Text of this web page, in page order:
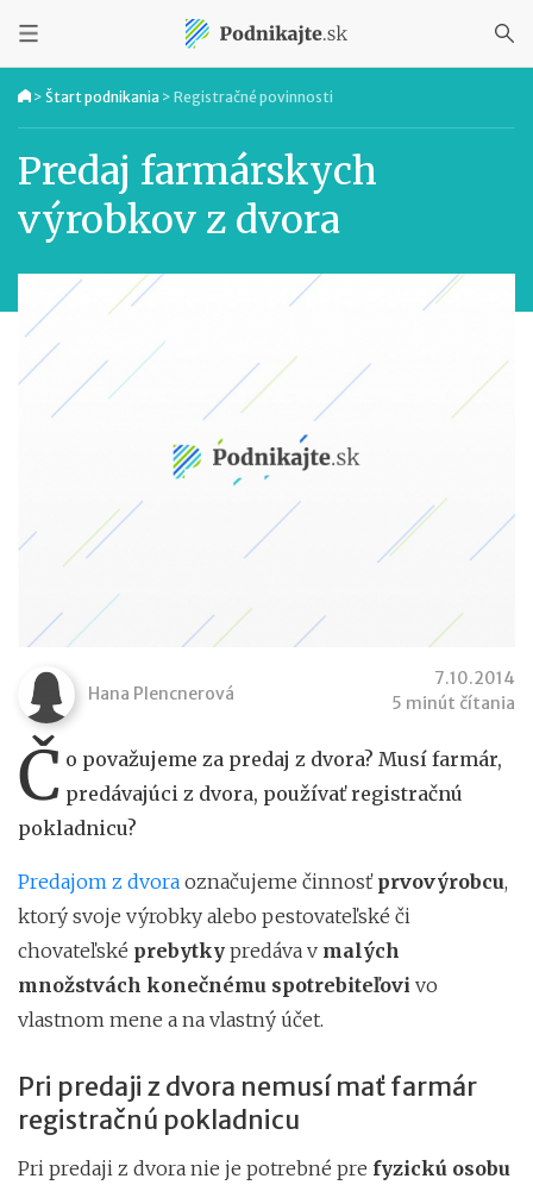
> Štart podnikania > Registračné povinnosti
Predaj farmárskych
výrobkov z dvora
Hana Plencnerová
7.10.2014
5 minút čítania
Č o považujeme za predaj z dvora? Musí farmár,
predávajúci z dvora, používať registračnú
pokladnicu?
Predajom z dvora označujeme činnosť prvovýrobcu,
ktorý svoje výrobky alebo pestovateľské či
chovateľské prebytky predáva v malých
množstvách konečnému spotrebiteľovi vo
vlastnom mene a na vlastný účet.
Pri predaji z dvora nemusí mať farmár
registračnú pokladnicu
Pri predaji z dvora nie je potrebné pre fyzickú osobu